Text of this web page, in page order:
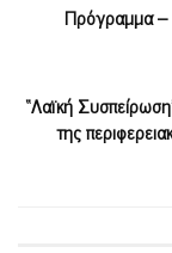
Πρόγραμμα –
“Λαϊκή
της